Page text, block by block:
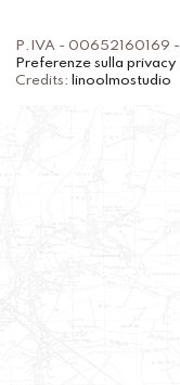
P.IVA - 00652160169 -
Preferenze sulla privacy
Credits: linoolmostudio